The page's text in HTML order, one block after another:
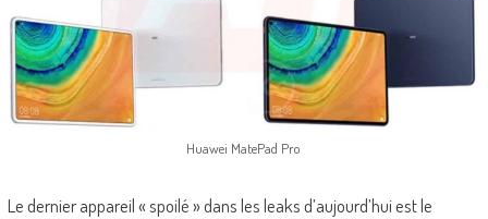
Huawei MatePad Pro
Le dernier appareil « spoilé » dans les leaks d’aujourd’hui est le